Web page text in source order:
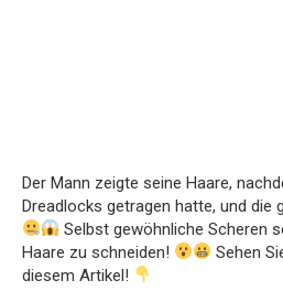
Der Mann zeigte seine Haare,
Dreadlocks getragen hatte, und die
Selbst gewöhnliche Scheren
Haare zu schneiden!
Sehen
diesem Artikel!